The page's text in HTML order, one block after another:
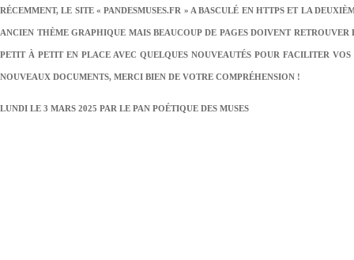
RÉCEMMENT, LE SITE « PANDESMUSES.FR » A BASCULÉ EN HTTPS ET LA
ANCIEN THÈME GRAPHIQUE MAIS BEAUCOUP DE PAGES DOIVENT
PETIT À PETIT EN PLACE AVEC QUELQUES NOUVEAUTÉS POUR FACILITER
NOUVEAUX DOCUMENTS, MERCI BIEN DE VOTRE COMPRÉHENSION !
LUNDI LE 3 MARS 2025 PAR LE PAN POÉTIQUE DES MUSES